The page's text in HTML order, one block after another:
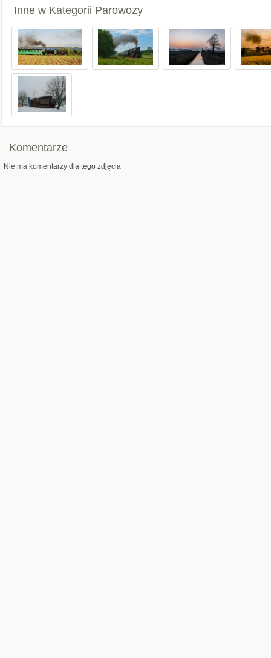
Inne w Kategorii Parowozy
Komentarze
Nie ma komentarzy dla tego zdjęcia